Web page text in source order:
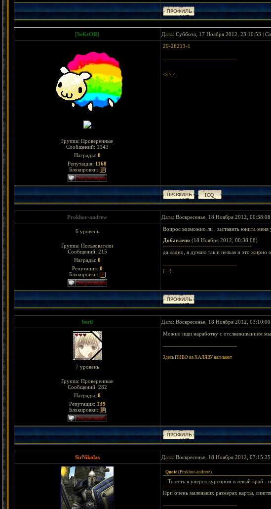
[SeKtOR] Дата: Суббота, 17 Ноября 2012, 23:10:53 |
Группа: Проверенные
Сообщений: 1143
Награды: 0
Репутация: 1168
Блокировки:
29-26213-1
<3 ^_^
Prokhor-andrew Дата: Воскресенье, 18 Ноября 2012,
6 уровень
Группа: Пользователи
Сообщений: 215
Награды: 0
Репутация: 0
Блокировки:
Вопрос возможно ли , заставить юнита
Добавлено (18 Ноября 2012, 00:38:08)
---------------------------------------------
да ладно, я думаю так и нельзя и это жирно
(-_-)
beril Дата: Воскресенье, 18 Ноября 2012,
7 уровень
Группа: Проверенные
Сообщений: 282
Награды: 0
Репутация: 139
Блокировки:
Можно ищи наработку с отслкеживанием
Здесь ПИВО на ХАЛЯВУ наливают
SirNikolas Дата: Воскресенье, 18 Ноября 2012,
Quote (Prokhor-andrew)
То есть я уперся курсором в левый край -
При очень маленьких размерах карты,